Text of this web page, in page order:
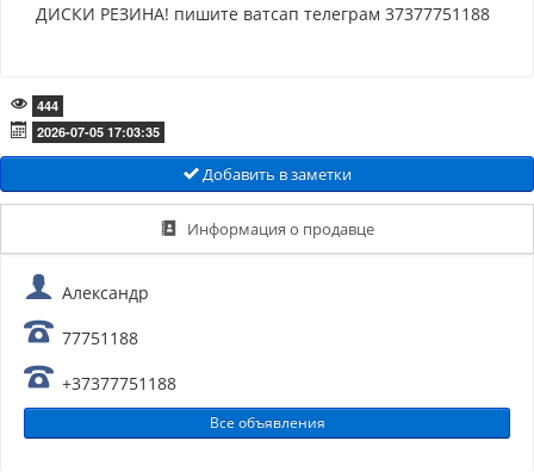
ДИСКИ РЕЗИНА! пишите ватсап телеграм 37377751188
444
2026-07-05 17:03:35
Добавить в заметки
Информация о продавце
Александр
77751188
+37377751188
Все объявления